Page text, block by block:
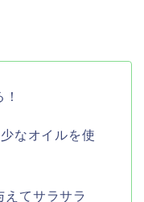
なオイルを使
えてサラサラ